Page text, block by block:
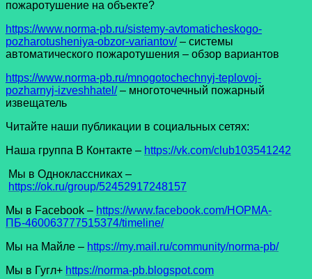
пожаротушение на объекте?
https://www.norma-pb.ru/sistemy-avtomaticheskogo-
pozharotusheniya-obzor-variantov/– системы
автоматического пожаротушения – обзор вариантов
https://www.norma-pb.ru/mnogotochechnyj-teplovoj-
pozharnyj-izveshhatel/– многоточечный пожарный
извещатель
Читайте наши публикации в социальных сетях:
Наша группа В Контакте – https://vk.com/club103541242
Мы в Одноклассниках –
https://ok.ru/group/52452917248157
Мы в Facеbook – https://www.facebook.com/НОРМА-
ПБ-460063777515374/timeline/
Мы на Майле – https://my.mail.ru/community/norma-pb/
Мы в Гугл+ https://norma-pb.blogspot.com